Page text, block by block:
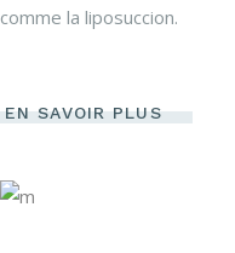
comme la liposuccion.
EN SAVOIR PLUS